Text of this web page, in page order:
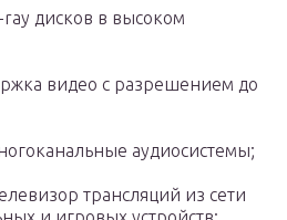
дисков в высоком
видео с разрешением до
аудиосистемы;
трансляций из сети